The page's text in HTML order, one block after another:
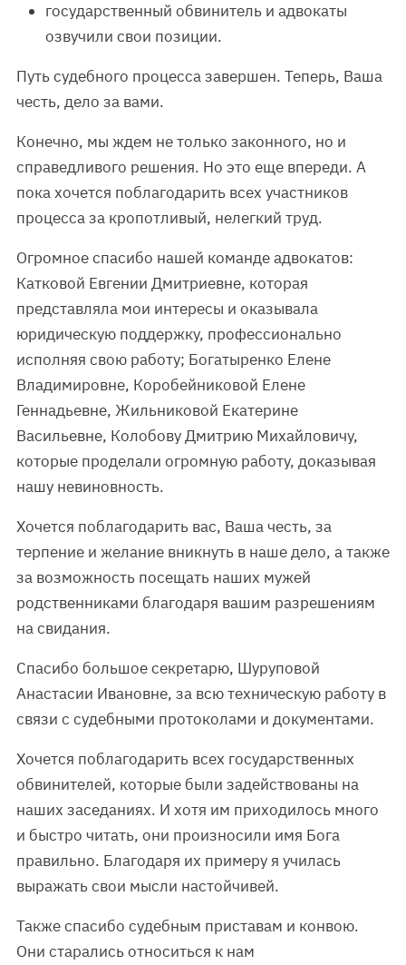
государственный обвинитель и адвокаты
озвучили свои позиции.
Путь судебного процесса завершен. Теперь, Ваша
честь, дело за вами.
Конечно, мы ждем не только законного, но и
справедливого решения. Но это еще впереди. А
пока хочется поблагодарить всех участников
процесса за кропотливый, нелегкий труд.
Огромное спасибо нашей команде адвокатов:
Катковой Евгении Дмитриевне, которая
представляла мои интересы и оказывала
юридическую поддержку, профессионально
исполняя свою работу; Богатыренко Елене
Владимировне, Коробейниковой Елене
Геннадьевне, Жильниковой Екатерине
Васильевне, Колобову Дмитрию Михайловичу,
которые проделали огромную работу, доказывая
нашу невиновность.
Хочется поблагодарить вас, Ваша честь, за
терпение и желание вникнуть в наше дело, а также
за возможность посещать наших мужей
родственниками благодаря вашим разрешениям
на свидания.
Спасибо большое секретарю, Шуруповой
Анастасии Ивановне, за всю техническую работу в
связи с судебными протоколами и документами.
Хочется поблагодарить всех государственных
обвинителей, которые были задействованы на
наших заседаниях. И хотя им приходилось много
и быстро читать, они произносили имя Бога
правильно. Благодаря их примеру я училась
выражать свои мысли настойчивей.
Также спасибо судебным приставам и конвою.
Они старались относиться к нам